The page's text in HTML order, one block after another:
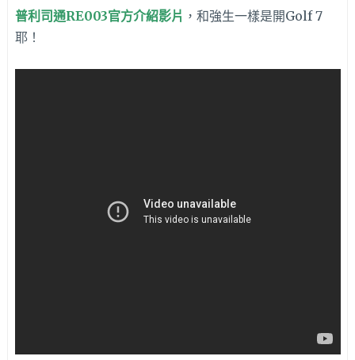
普利司通RE003官方介紹影片 ，和強生一樣是開Golf 7
耶！